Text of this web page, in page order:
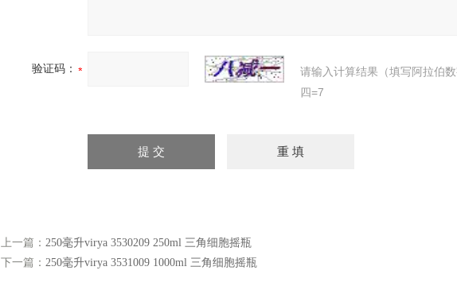
验证码：
请输入计算结果（填写阿拉伯
四=7
上一篇： 250毫升virya 3530209 250ml 三角细胞摇瓶
下一篇： 250毫升virya 3531009 1000ml 三角细胞摇瓶